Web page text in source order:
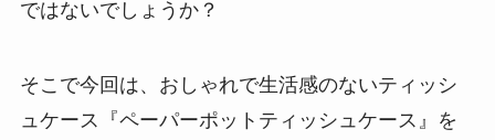
ではないでしょうか？
そこで今回は、おしゃれで生活感のないティッシ
ュケース『ペーパーポットティッシュケース』を